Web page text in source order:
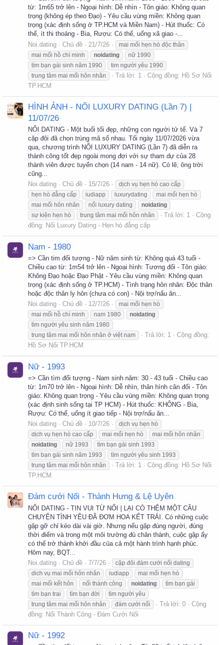
từ: 1m65 trở lên - Ngoại hình: Dễ nhìn - Tôn giáo: Không quan
trọng (không ép theo Đạo) - Yêu cầu vùng miền: Không quan
trọng (xác định sống ở TP.HCM và Miền Nam) - Hút thuốc: Có
thể, ít thi thoảng - Bia, Rượu: Có thể, uống xã giao -...
Noi.dating
Chủ đề 21/7/26
mai mối hẹn hò độc thân
mai mối hồ chì minh
noidating
nữ 1990
tìm bạn gái sinh năm 1990
tim người yêu 1990
trung tâm mai mối hôn nhân
Trả lời: 1 Cộng đồng: Hồ Sơ Nối
TP.HCM
HÌNH ẢNH - NỐI LUXURY DATING (Lần 7) |
11/07/26
NỐI DATING - Một buổi tối đẹp, những con người tử tế. Và 7
cặp đôi đã chọn trùng mã số nhau. Tối ngày 11/07/2026 vừa
qua, chương trình NỐI LUXURY DATING (Lần 7) đã diễn ra
thành công tốt đẹp ngoài mong đợi với sự tham dự của 28
thành viên được tuyển chọn (14 nam - 14 nữ). Có lẽ, ông trời
cũng...
Noi.dating
Chủ đề 15/7/26
dịch vụ hẹn hò cao cấp
hẹn hò đẳng cấp
iudiapp luxurydating
mai mối hẹn hò
mai mối hôn nhân
nối luxury dating
noidating
sự kiện hẹn hò
trung tâm mai mối hôn nhân Trả lời: 1
Cộng
đồng: Nối Luxury Dating - Hẹn hò đẳng cấp
Nam - 1980
=> Cần tim đối tượng - Nữ năm sinh từ: Không quá 43 tuổi -
Chiều cao từ: 1m54 trở lên - Ngoại hình: Tương đối - Tôn giáo:
Không Đạo hoặc Đạo Phật - Yêu cầu vùng miền: Không quan
trọng (xác định sống ở TP.HCM) - Tình trạng hôn nhân: Độc thân
hoặc độc thân ly hôn (chưa có con) - Nội trợ/nấu ăn...
Noi.dating
Chủ đề 12/7/26
mai mối hẹn hò
mai mối hồ chì minh
nam 1980
noidating
tìm người yêu sinh năm 1980
trung tâm mai mối hôn nhân ở việt nam
Trả lời: 1
Cộng đồng:
Hồ Sơ Nối TP.HCM
Nữ - 1993
=> Cần tìm đối tượng - Nam sinh năm: 30 - 43 tuổi - Chiều cao
từ: 1m70 trở lên - Ngoại hình: Dễ nhìn, thân hình cân đối - Tôn
giáo: Không quan trọng - Yêu cầu vùng miền: Không quan trọng
(xác định sinh sống tại TP HCM) - Hút thuốc: KHÔNG - Bia,
Rượu: Có thể, uống ít giao tiếp - Nội trợ/nấu ăn...
Noi.dating
Chủ đề 10/7/26
dịch vụ hẹn hò
dịch vụ hẹn hò cao cấp
mai mối hẹn hò
mai mối hôn nhân
noidating
nữ 1993
tìm bạn gái sinh 1993
tìm bạn gái sinh năm 1993
tìm người yêu sinh 1993
trung tâm mai mối hôn nhân
Trả lời: 1 Cộng đồng: Hồ Sơ Nối
TP.HCM
Đám cưới Nối - Thành Hưng & Lệ Uyên
NỐI DATING - TIN VUI TỪ NỐI | LẠI CÓ THÊM MỘT CÂU
CHUYỆN TÌNH YÊU ĐÃ ĐƠM HOA KẾT TRÁI. Có những cuộc
gặp gỡ chỉ kéo dài vài giờ. Nhưng nếu gặp đúng người, đúng
thời điểm và trong một môi trường đủ chân thành, cuộc gặp ấy
có thể trở thành khởi đầu của cả một hành trình hạnh phúc.
Hôm nay, BQT...
Noi.dating
Chủ đề 7/7/26
cặp đôi đám cưới nối dating
dich vụ mai mối hôn nhân
iudiapp
mai mối hẹn hò
mai mối kết hôn
nối thành công noidating
tìm bạn gái
tìm bạn trai
tìm bạn đời
tìm người yêu
trung tâm mai mối hôn nhân
đám cưới nối Trả lời: 0
Cộng
đồng: Nối Thành Công - Đám Cưới Nối
Nữ - 1992